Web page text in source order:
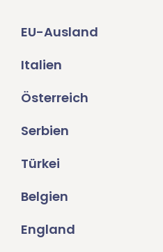
EU-Ausland
Italien
Österreich
Serbien
Türkei
Belgien
England